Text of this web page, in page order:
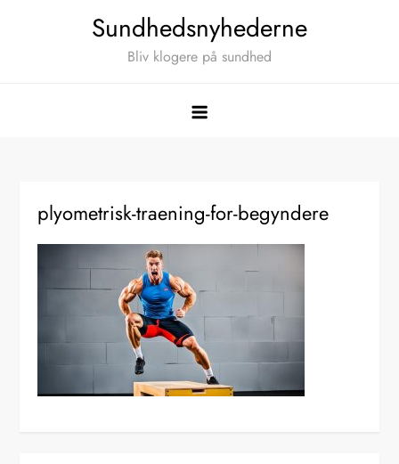
Sundhedsnyhederne
Bliv klogere på sundhed
plyometrisk-traening-for-begyndere